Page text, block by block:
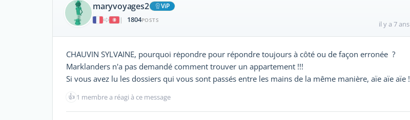
maryvoyages2
ViP
|
1804POSTS il y a 7 ans
CHAUVIN SYLVAINE, pourquoi rėpondre pour répondre toujours à côté ou de façon erronée ?
Marklanders n'a pas demandé comment trouver un appartement !!!
Si vous avez lu les dossiers qui vous sont passés entre les mains de la même manière, aïe aïe aïe !
👍 1 membre a réagi à ce message